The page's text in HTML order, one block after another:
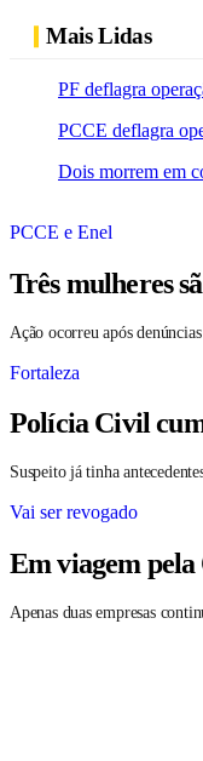
Mais Lidas
PF deflagra
PCCE deflagra
Dois morrem em
PCCE e Enel
Três mulheres
Ação ocorreu após
Fortaleza
Polícia Civil
Suspeito já tinha
Vai ser revogado
Em viagem
Apenas duas empresas